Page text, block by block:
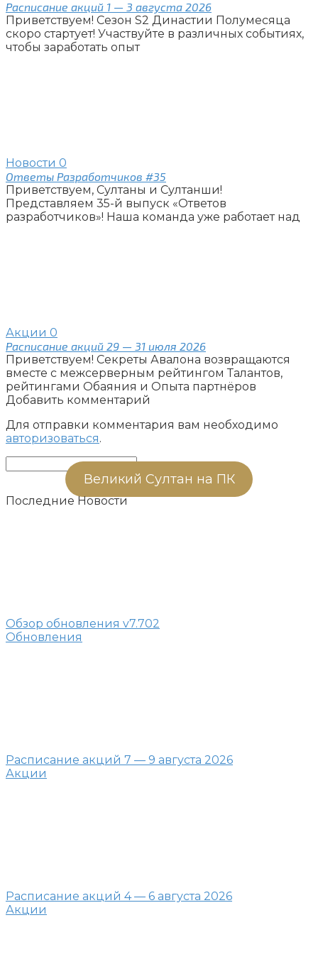
Расписание акций 1 — 3 августа 2026
Приветствуем! Сезон S2 Династии Полумесяца
скоро стартует! Участвуйте в различных событиях,
чтобы заработать опыт
Новости 0
Ответы Разработчиков #35
Приветствуем, Султаны и Султанши!
Представляем 35-й выпуск «Ответов
разработчиков»! Наша команда уже работает над
Акции 0
Расписание акций 29 — 31 июля 2026
Приветствуем! Секреты Авалона возвращаются
вместе с межсерверным рейтингом Талантов,
рейтингами Обаяния и Опыта партнёров
Добавить комментарий
Для отправки комментария вам необходимо
авторизоваться.
Великий Султан на ПК
Последние Новости
Обзор обновления v7.702
Обновления
Расписание акций 7 — 9 августа 2026
Акции
Расписание акций 4 — 6 августа 2026
Акции